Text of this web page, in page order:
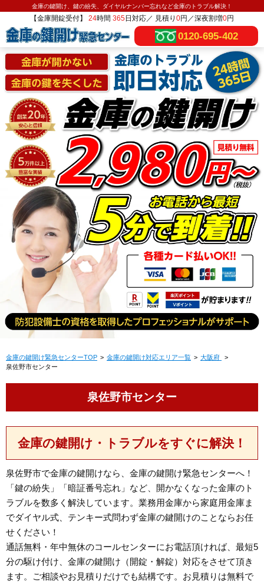
金庫の鍵開け、鍵の紛失、ダイヤルナンバー忘れなど金庫のトラブル解決！
【金庫開錠受付】 24時間 365日対応／ 見積り 0円／深夜割増0円
0120-695-402
金庫の鍵開け緊急センターTOP 金庫の鍵開け対応エリア一覧
大阪府
泉佐野市センター
泉佐野市センター
金庫の鍵開け・トラブルをすぐに解決！
泉佐野市で金庫の鍵開けなら、金庫の鍵開け緊急センターへ！
「鍵の紛失」「暗証番号忘れ」など、開かなくなった金庫のト
ラブルを数多く解決しています。業務用金庫から家庭用金庫ま
でダイヤル式、テンキー式問わず金庫の鍵開けのことならお任
せください！
通話無料・年中無休のコールセンターにお電話頂ければ、最短5
分の駆け付け、金庫の鍵開け（開錠・解錠）対応をさせて頂き
ます。ご相談やお見積りだけでも結構です。お見積りは無料で